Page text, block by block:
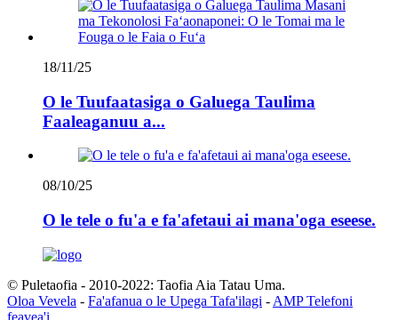
18/11/25
O le Tuufaatasiga o Galuega Taulima
Faaleaganuu a...
08/10/25
O le tele o fu'a e fa'afetaui ai mana'oga eseese.
© Puletaofia - 2010-2022: Taofia Aia Tatau Uma.
Oloa Vevela - Fa'afanua o le Upega Tafa'ilagi - AMP Telefoni
feavea'i